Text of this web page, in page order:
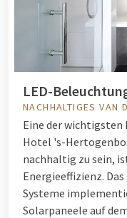
LED-
NACHHALTIGES VAN
Eine der wichtigsten
Hotel 's-
nachhaltig zu sein,
Energieeffizienz.
Systeme
Solarpaneele auf